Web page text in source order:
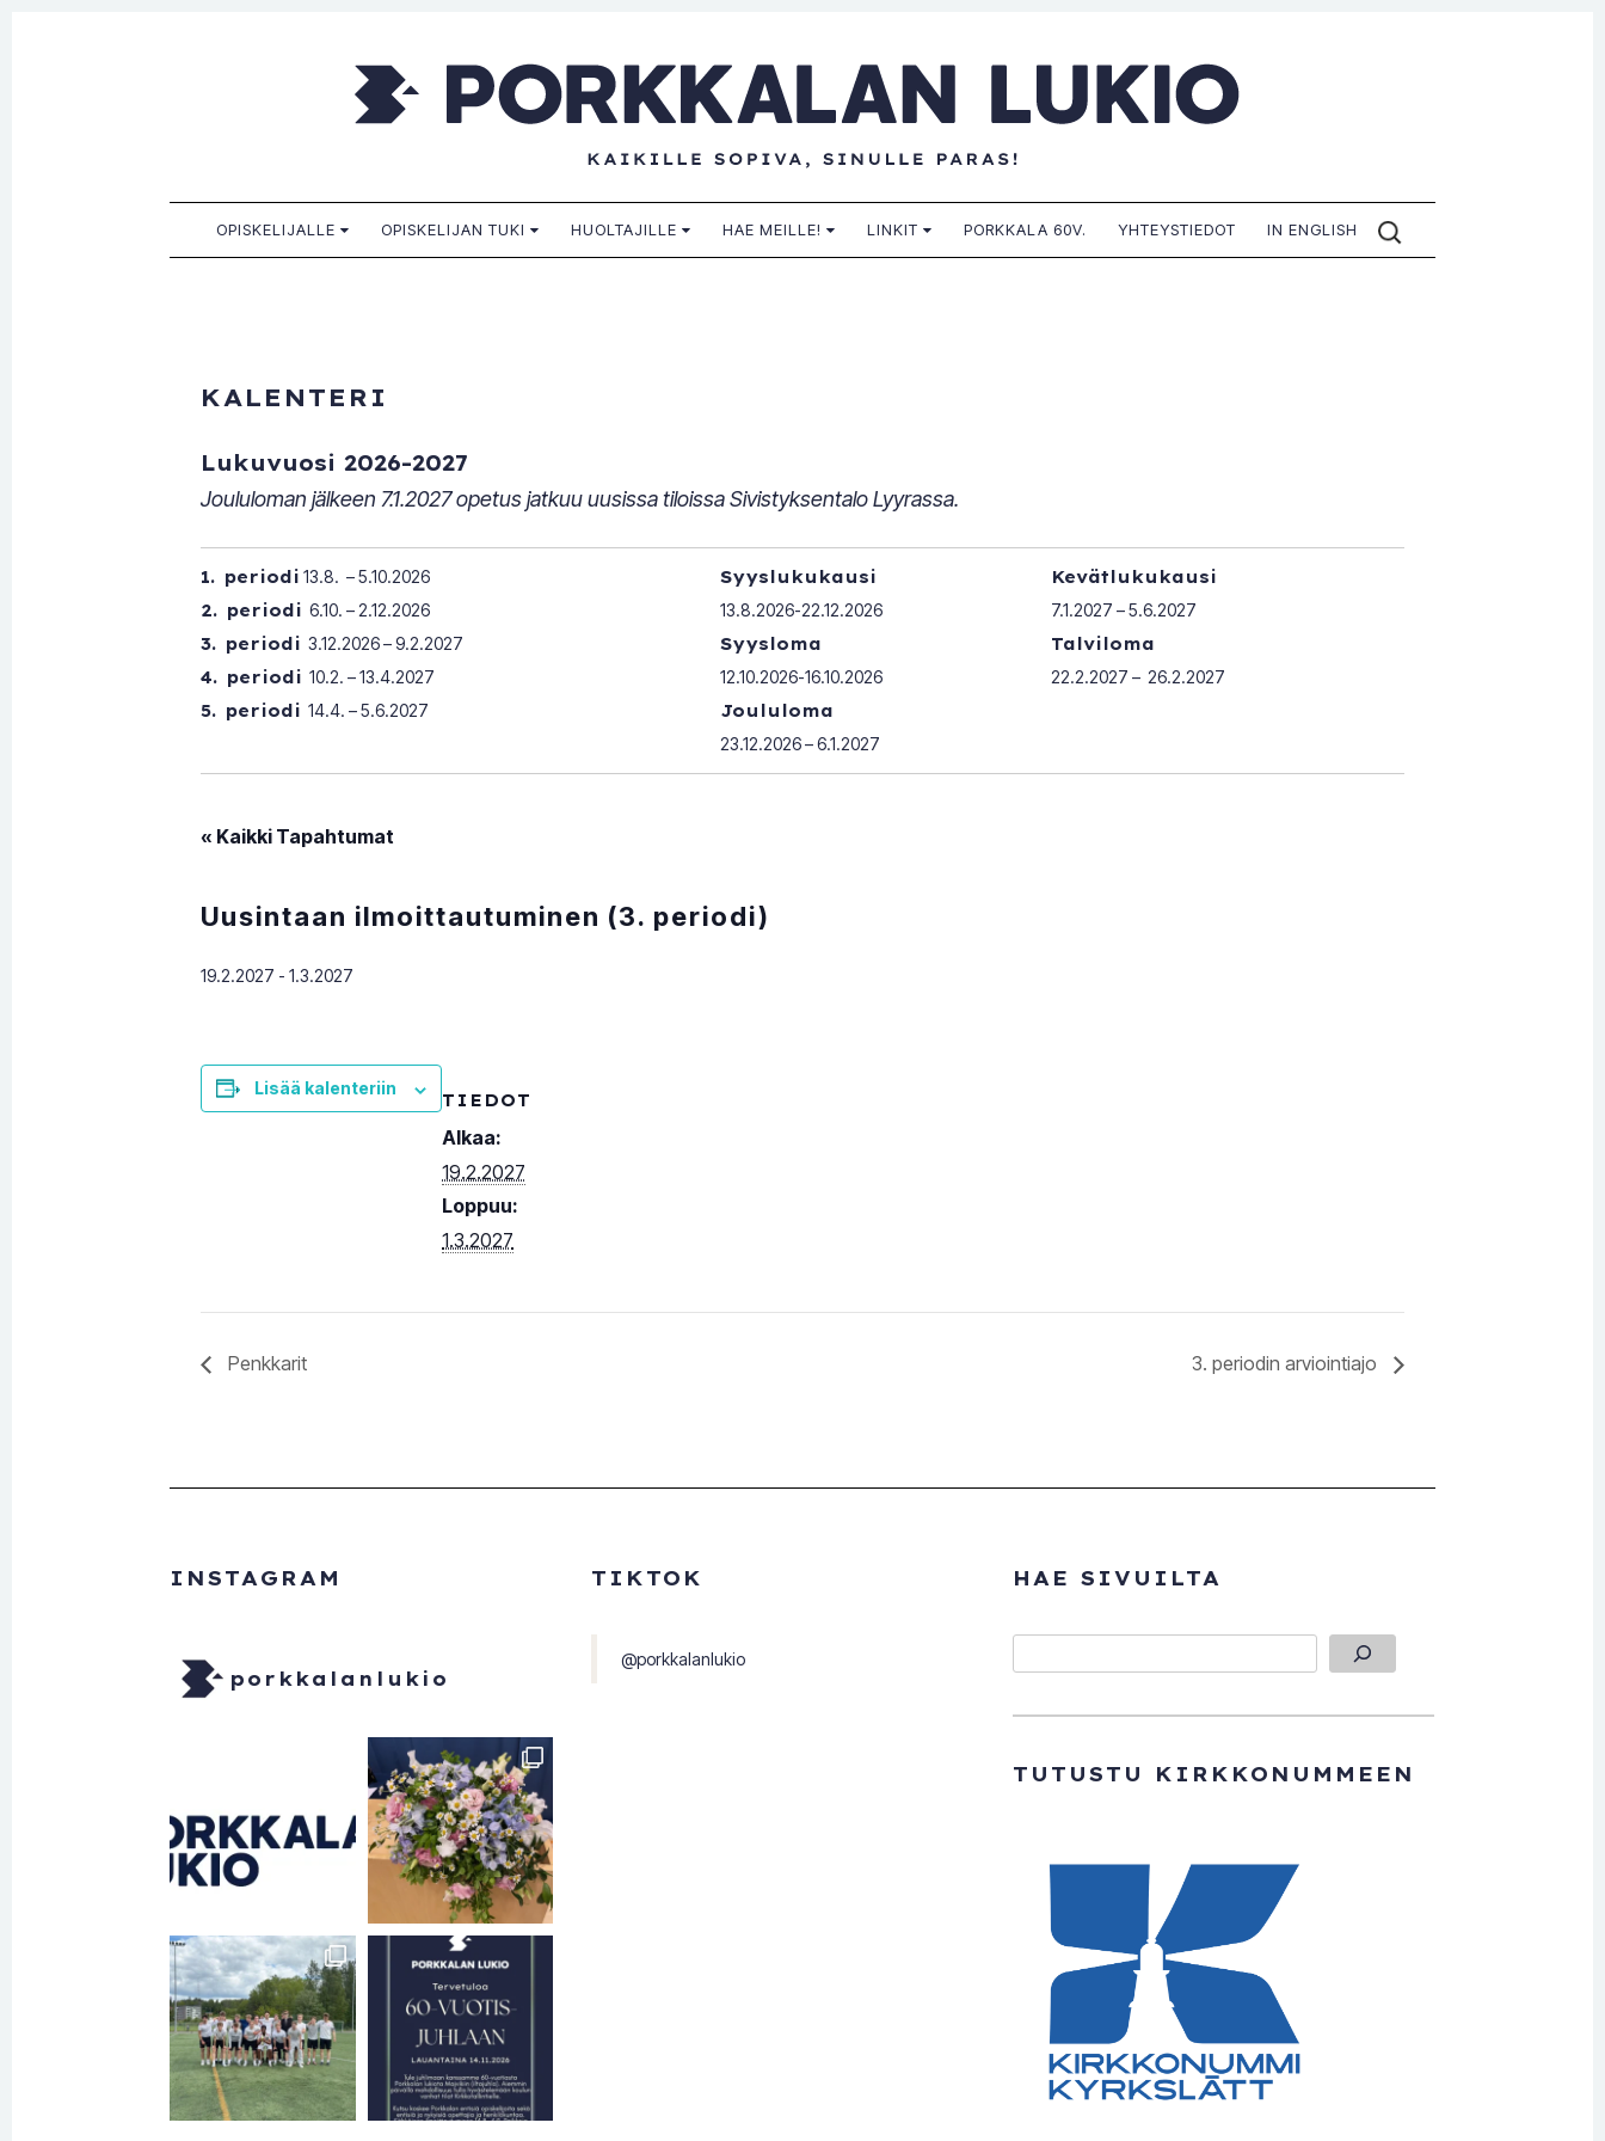
Porkkalan lukio
Kaikille sopiva, sinulle paras!
OPISKELIJALLE
OPISKELIJAN TUKI HUOLTAJILLE HAE MEILLE! LINKIT PORKKALA 60V. YHTEYSTIEDOT IN ENGLISH
ETSI
SIVUILTA:
KALENTERI
Lukuvuosi 2026-2027
Joululoman jälkeen 7.1.2027 opetus jatkuu uusissa tiloissa Sivistyksentalo Lyyrassa.
1. periodi 13.8. – 5.10.2026
2. periodi 6.10. – 2.12.2026
3. periodi 3.12.2026 – 9.2.2027
4. periodi 10.2. – 13.4.2027
5. periodi 14.4. – 5.6.2027
Syyslukukausi
13.8.2026-22.12.2026
Syysloma
12.10.2026-16.10.2026
Joululoma
23.12.2026 – 6.1.2027
Kevätlukukausi
7.1.2027 – 5.6.2027
Talviloma
22.2.2027 – 26.2.2027
« Kaikki Tapahtumat
Uusintaan ilmoittautuminen (3. periodi)
19.2.2027 - 1.3.2027
Lisää kalenteriin
TIEDOT
Alkaa:
19.2.2027
Loppuu:
1.3.2027
Penkkarit 3. periodin arviointiajo
INSTAGRAM
porkkalanlukio
TIKTOK
@porkkalanlukio
HAE SIVUILTA
TUTUSTU KIRKKONUMMEEN